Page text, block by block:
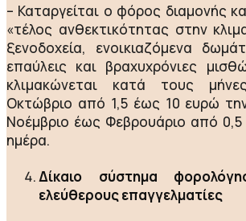
– Καταργείται ο φόρος διαμονής
«τέλος ανθεκτικότητας στην
ξενοδοχεία, ενοικιαζόμενα
επαύλεις και βραχυχρόνιες
κλιμακώνεται κατά τους
Οκτώβριο από 1,5 έως 10 ευρώ
Νοέμβριο έως Φεβρουάριο από
ημέρα.
Δίκαιο σύστημα
ελεύθερους επαγγελματίες